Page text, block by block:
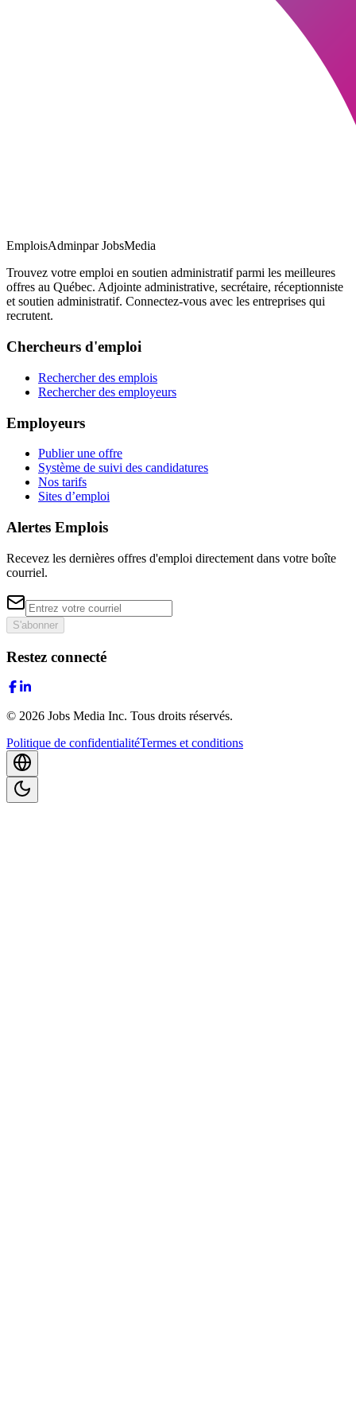
EmploisAdminpar JobsMedia
Trouvez votre emploi en soutien administratif parmi les meilleures
offres au Québec. Adjointe administrative, secrétaire, réceptionniste
et soutien administratif. Connectez-vous avec les entreprises qui
recrutent.
Chercheurs d'emploi
Rechercher des emplois
Rechercher des employeurs
Employeurs
Publier une offre
Système de suivi des candidatures
Nos tarifs
Sites d’emploi
Alertes Emplois
Recevez les dernières offres d'emploi directement dans votre boîte
courriel.
S'abonner
Restez connecté
© 2026 Jobs Media Inc. Tous droits réservés.
Politique de confidentialitéTermes et conditions